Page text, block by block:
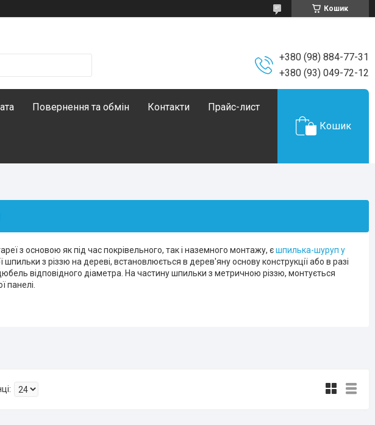
Кошик
+380 (98) 884-77-31
+380 (93) 049-72-12
Повернення та обмін Контакти Прайс-лист
Кошик
з основою як під час покрівельного, так і наземного монтажу, єшпилька-шуруп у
шпильки з різзю на дереві, встановлюється в дерев'яну основу конструкції або в разі
відповідного діаметра. На частину шпильки з метричною різзю, монтується
панелі.